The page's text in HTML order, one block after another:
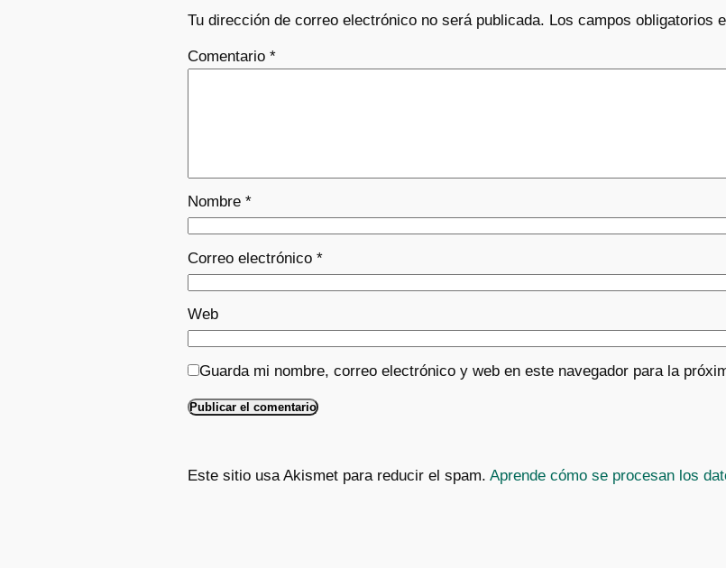
Tu dirección de correo electrónico no será publicada. Los campos obligatorios
Comentario *
Nombre *
Correo electrónico *
Web
Guarda mi nombre, correo electrónico y web en este navegador para la
Este sitio usa Akismet para reducir el spam. Aprende cómo se procesan los